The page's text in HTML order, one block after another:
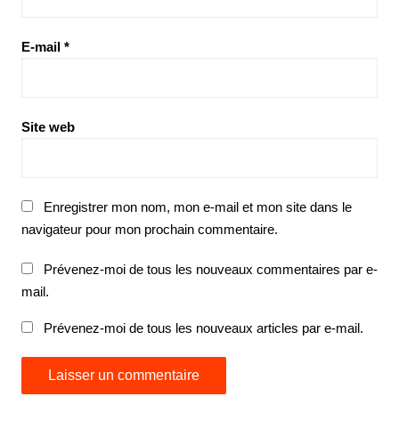
E-mail *
Site web
Enregistrer mon nom, mon e-mail et mon site dans le
navigateur pour mon prochain commentaire.
Prévenez-moi de tous les nouveaux commentaires par e-
mail.
Prévenez-moi de tous les nouveaux articles par e-mail.